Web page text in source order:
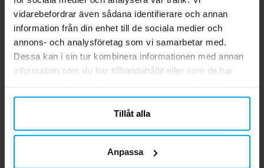
vidarebefordrar även sådana identifierare och annan
information från din enhet till de sociala medier och
annons- och analysföretag som vi samarbetar med.
Dessa kan i sin tur kombinera informationen med annan
information som du har tillhandahållit eller som de har
närsomhelst ändra ditt samtycke.
Tillåt alla
Anpassa
Recensioner (3)
BJ
2 år sedan
Madelen L
2 år sedan